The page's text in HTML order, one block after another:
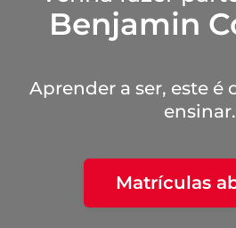
Benjamin
Aprender a ser, este é
ensinar.
Matrículas